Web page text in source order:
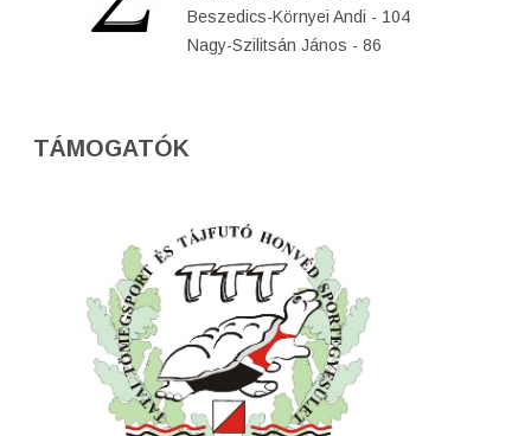
Beszedics-Környei Andi - 104
Nagy-Szilitsán János - 86
TÁMOGATÓK